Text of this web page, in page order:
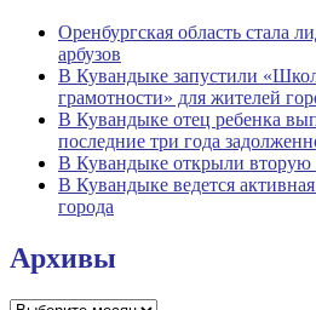
Оренбургская область стала
арбузов
В Кувандыке запустили
грамотности» для жителей
В Кувандыке отец ребенка
последние три года
В Кувандыке открыли
В Кувандыке ведется
города
Архивы